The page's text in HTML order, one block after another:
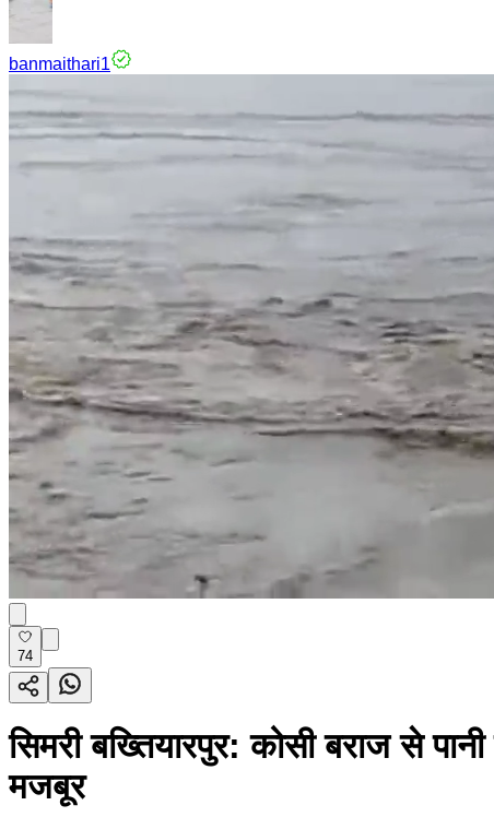
banmaithari1
74
सिमरी बख्तियारपुर: कोसी बराज से
मजबूर